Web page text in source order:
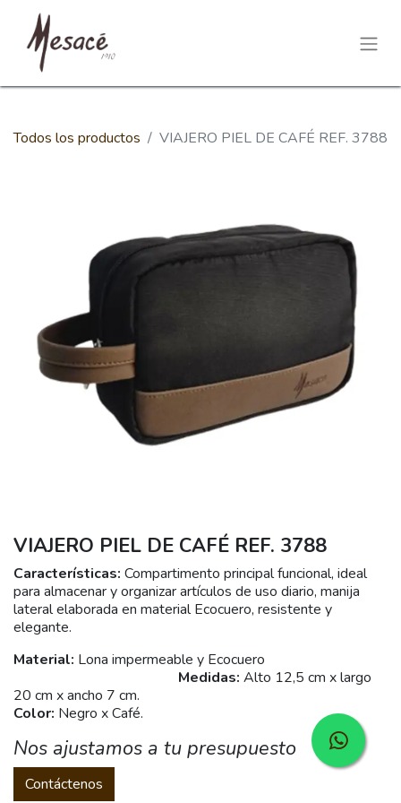
Todos los productos VIAJERO PIEL DE CAFÉ REF. 3788
VIAJERO PIEL DE CAFÉ REF. 3788
Características: Compartimento principal funcional, ideal
para almacenar y organizar artículos de uso diario, manija
lateral elaborada en material Ecocuero, resistente y
elegante.
Material: Lona impermeable y Ecocuero
Medidas: Alto 12,5 cm x largo
20 cm x ancho 7 cm.
Color: Negro x Café.
Nos ajustamos a tu presupuesto
Contáctenos